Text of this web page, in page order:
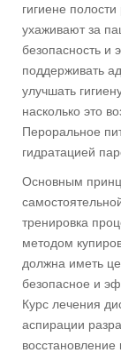
гигиене
ухаживают за
безопасность и
поддерживать
улучшать
насколько это
Пероральное
гидратацией
Основным
тренировка
методом
должна иметь
безопасное и
Курс лечения
аспирации